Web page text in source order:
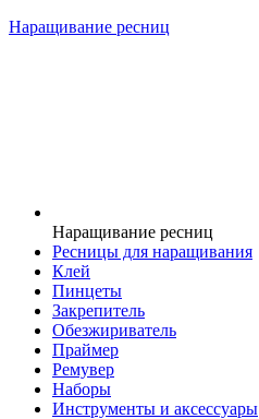
Наращивание ресниц
Наращивание ресниц
Ресницы для наращивания
Клей
Пинцеты
Закрепитель
Обезжириватель
Праймер
Ремувер
Наборы
Инструменты и аксессуары